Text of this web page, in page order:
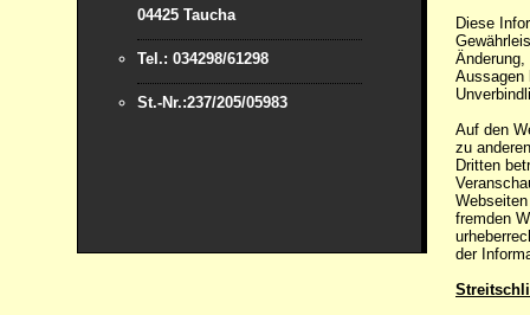
Diese
Aussagen
Auf den
zu
Dritten
fremden
der
04425 Taucha
Tel.: 034298/61298
St.-Nr.:237/205/05983